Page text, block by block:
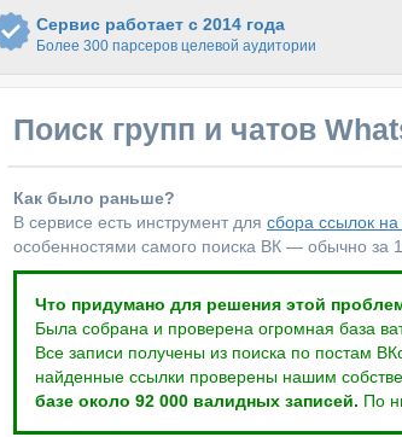
Сервис работает с 2014 года
Более 300 парсеров целевой аудитории
Поиск групп и чатов
Как было раньше?
В сервисе есть инструмент для сбора ссылок
особенностями самого поиска ВК — обычно за
Что придумано для решения этой
Была собрана и проверена огромная база
Все записи получены из поиска по постам
найденные ссылки проверены нашим
базе около 92 000 валидных записей. По